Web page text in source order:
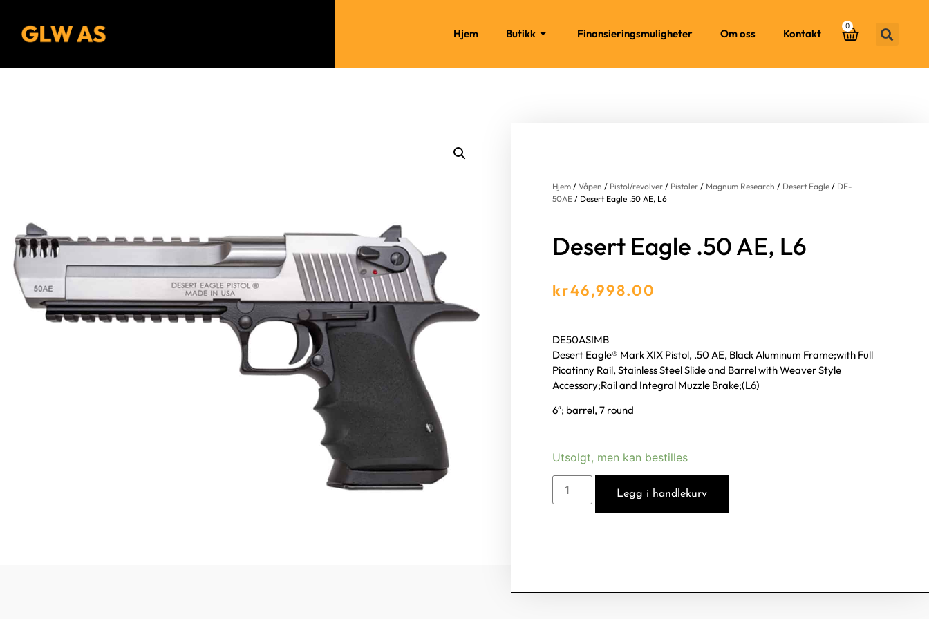
Hjem Butikk Finansieringsmuligheter Om oss Kontakt
0
Hjem /Våpen / Pistol/revolver / Pistoler / Magnum Research / Desert Eagle / DE-
50AE / Desert Eagle .50 AE, L6
Desert Eagle .50 AE, L6
kr46,998.00
DE50ASIMB
Desert Eagle® Mark XIX Pistol, .50 AE, Black Aluminum Frame;with Full
Picatinny Rail, Stainless Steel Slide and Barrel with Weaver Style
Accessory;Rail and Integral Muzzle Brake;(L6)
6″; barrel, 7 round
Utsolgt, men kan bestilles
Legg i handlekurv